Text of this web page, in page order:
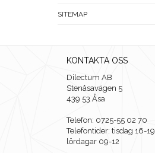
SITEMAP
KONTAKTA OSS
Dilectum AB
Stenåsavägen 5
439 53 Åsa
Telefon: 0725-55 02 70
Telefontider: tisdag 16-19
lördagar 09-12